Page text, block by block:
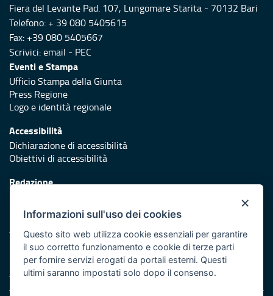
Fiera del Levante Pad. 107, Lungomare Starita - 70132 Bari
Telefono: + 39 080 5405615
Fax: +39 080 5405667
Scrivici:email - PEC
Eventi e Stampa
Ufficio Stampa della Giunta
Press Regione
Logo e identità regionale
Accessibilità
Dichiarazione di accessibilità
Obiettivi di accessibilità
Redazione
Protezione civile
Vai al sito di Protezione Civile Puglia
Iniziativa finanziata con risorse del POR Puglia 2014/2020 -
Asse XI
×
Informazioni sull'uso dei cookies
Questo sito web utilizza cookie essenziali per garantire
il suo corretto funzionamento e cookie di terze parti
per fornire servizi erogati da portali esterni. Questi
ultimi saranno impostati solo dopo il consenso.